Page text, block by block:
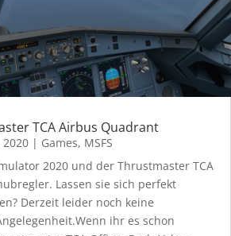
TCA Airbus Quadrant
2020 | Games, MSFS
2020 und der Thrustmaster TCA
Lassen sie sich perfekt
Derzeit leider noch keine
ihr es schon